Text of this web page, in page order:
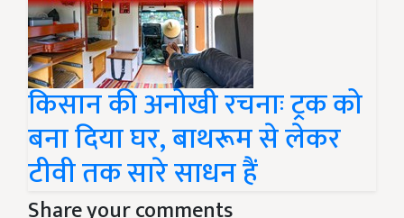
किसान की अनोखी रचनाः ट्रक को
बना दिया घर, बाथरूम से लेकर
टीवी तक सारे साधन हैं